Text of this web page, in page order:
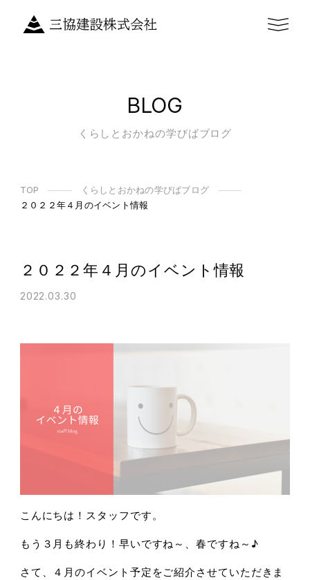
BLOG
くらしとおかねの学びばブログ
TOP
くらしとおかねの学びばブログ
２０２２年４月のイベント情報
２０２２年４月のイベント情報
2022.03.30
こんにちは！スタッフです。
もう３月も終わり！早いですね～、春ですね～♪
さて、４月のイベント予定をご紹介させていただきま